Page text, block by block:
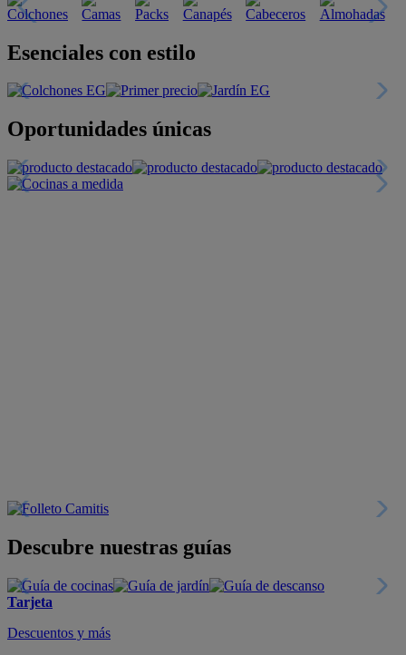
Esenciales con estilo
Oportunidades únicas
Descubre nuestras guías
Tarjeta
Descuentos y más